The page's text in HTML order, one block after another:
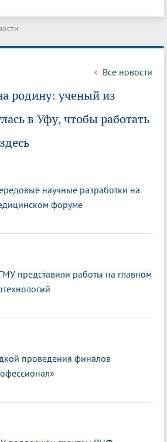
Все новости
родину: ученый из
в Уфу, чтобы работать
научные разработки на
форуме
представили работы на главном
проведения финалов